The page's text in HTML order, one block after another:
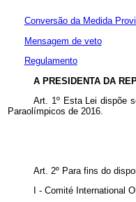
Conversão da Medida
Mensagem de veto
Regulamento
A PRESIDENTA DA
Art. 1º Esta Lei dispõe
Paraolímpicos de 2016.
Art. 2º Para fins do
I -Comité International